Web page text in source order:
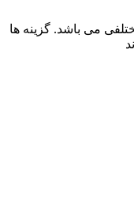
می باشد. گزینه ها